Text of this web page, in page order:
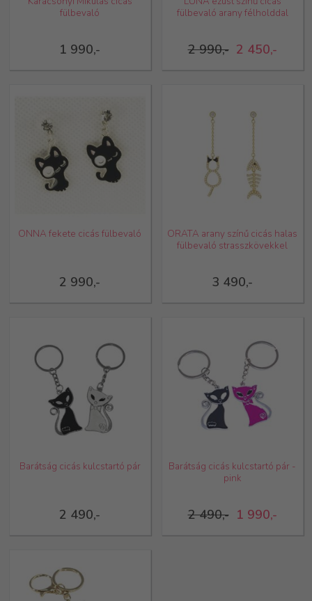
1 990,-
fülbevaló
2 990,- 2 450,-
fülbevaló arany félholddal
2 990,-
ONNA fekete cicás fülbevaló
3 490,-
ORATA arany színű cicás halas
fülbevaló strasszkövekkel
2 490,-
Barátság cicás kulcstartó pár
2 490,- 1 990,-
Barátság cicás kulcstartó pár -
pink